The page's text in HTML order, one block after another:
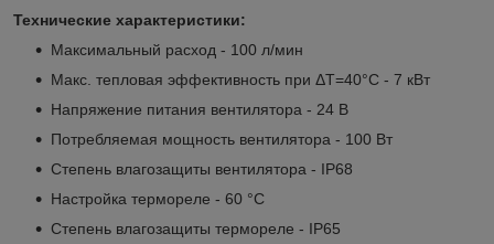
Технические характеристики:
Максимальный расход - 100 л/мин
Макс. тепловая эффективность при ΔТ=40°С - 7 кВт
Напряжение питания вентилятора - 24 В
Потребляемая мощность вентилятора - 100 Вт
Степень влагозащиты вентилятора - IP68
Настройка термореле - 60 °С
Степень влагозащиты термореле - IP65